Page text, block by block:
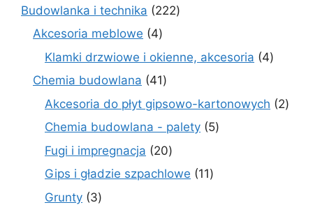
produktów
Budowlanka i technika 222222
Akcesoria meblowe 44
produkty
Klamki drzwiowe i okienne, akcesoria 44
Chemia budowlana 4141
produktów
Akcesoria do płyt gipsowo-kartonowych 22
Chemia budowlana - palety 55
Fugi i impregnacja 2020
produktów
Gips i gładzie szpachlowe 1111
Grunty 33